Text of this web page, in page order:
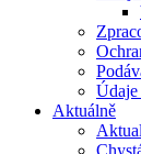
Údaje
Aktuálně